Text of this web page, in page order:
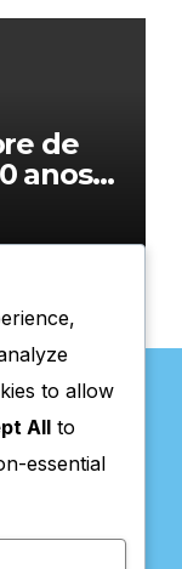
de
anos
to allow
All to
essential